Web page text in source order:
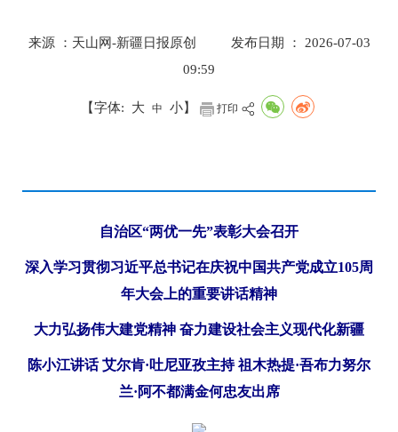
来源 ：天山网-新疆日报原创
发布日期 ： 2026-07-03
09:59
【字体: 大 中 小】 打印
自治区“两优一先”表彰大会召开
深入学习贯彻习近平总书记在庆祝中国共产党成立105周
年大会上的重要讲话精神
大力弘扬伟大建党精神 奋力建设社会主义现代化新疆
陈小江讲话 艾尔肯·吐尼亚孜主持 祖木热提·吾布力努尔
兰·阿不都满金何忠友出席